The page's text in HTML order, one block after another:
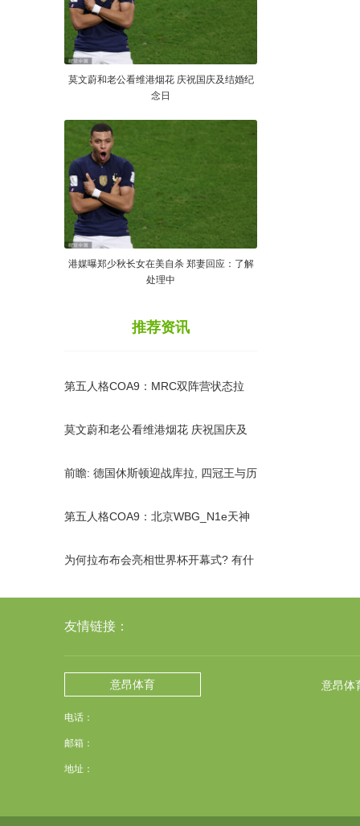
莫文蔚和老公看维港烟花 庆祝国庆及结婚纪
念日
港媒曝郑少秋长女在美自杀 郑妻回应：了解
处理中
推荐资讯
第五人格COA9：MRC双阵营状态拉
莫文蔚和老公看维港烟花 庆祝国庆及
前瞻: 德国休斯顿迎战库拉, 四冠王与历
第五人格COA9：北京WBG_N1e天神
为何拉布布会亮相世界杯开幕式? 有什
友情链接：
意昂体育
电话：
邮箱：
地址：
意昂体